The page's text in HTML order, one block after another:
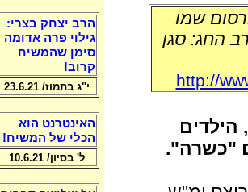
שמו
החג: סגן
http://
הילדים
"כשרה".
הרב יצחק בצרי:
גילוי פרה אדומה
סימן שהמשיח
קרוב!
י"ג בתמוז/ 23.6.21
האינטרנט הוא
הכלי של המשיח!
ל' בסיון/ 10.6.21